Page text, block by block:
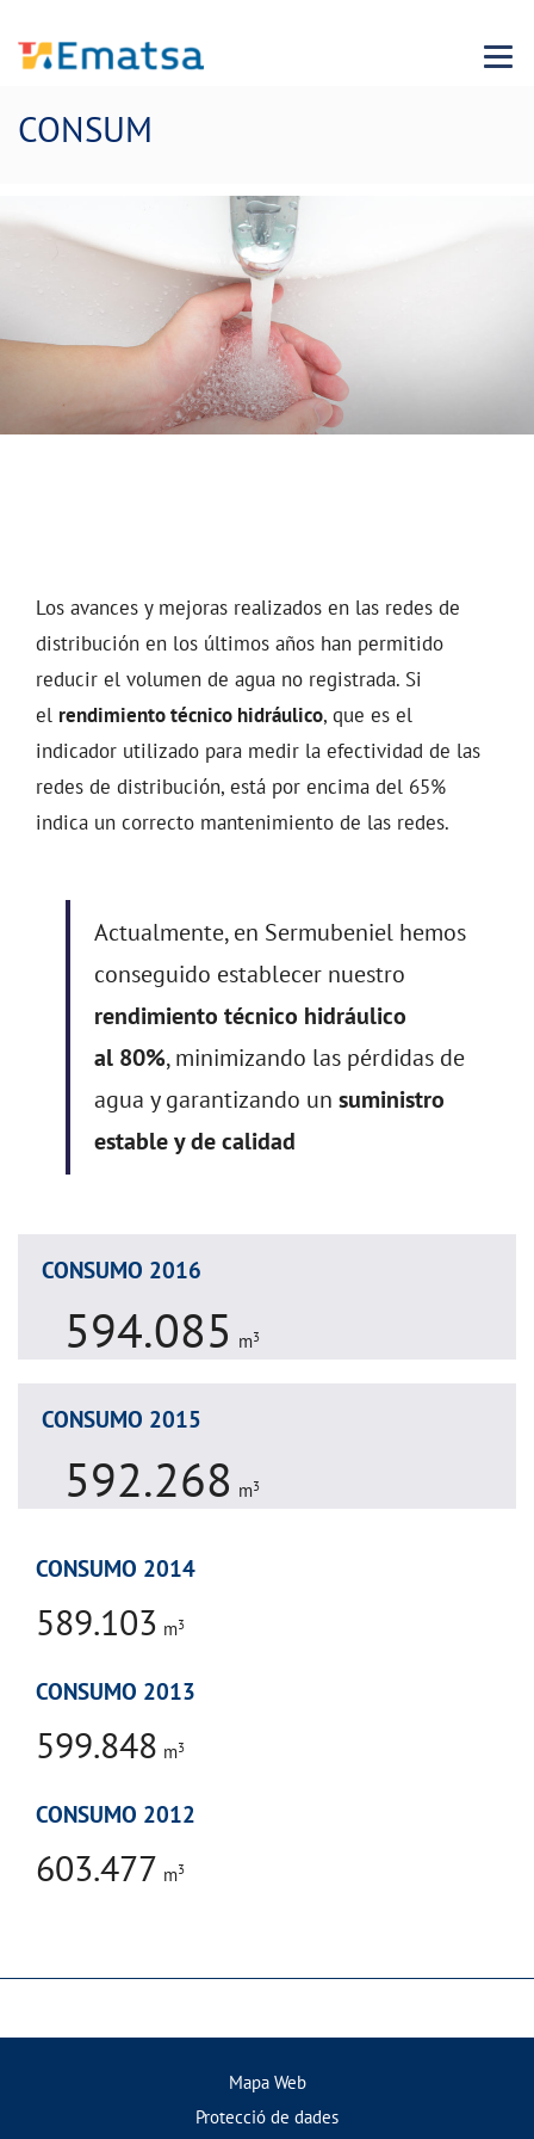
Menu
CONSUM
Los avances y mejoras realizados en las redes de
distribución en los últimos años han permitido
reducir el volumen de agua no registrada. Si
el rendimiento técnico hidráulico, que es el
indicador utilizado para medir la efectividad de las
redes de distribución, está por encima del 65%
indica un correcto mantenimiento de las redes.
Actualmente, en Sermubeniel hemos
conseguido establecer nuestro
rendimiento técnico hidráulico
al 80%, minimizando las pérdidas de
agua y garantizando un suministro
estable y de calidad
CONSUMO 2016
594.085 m3
CONSUMO 2015
592.268 m3
CONSUMO 2014
589.103 m3
CONSUMO 2013
599.848 m3
CONSUMO 2012
603.477 m3
Mapa Web
Protecció de dades